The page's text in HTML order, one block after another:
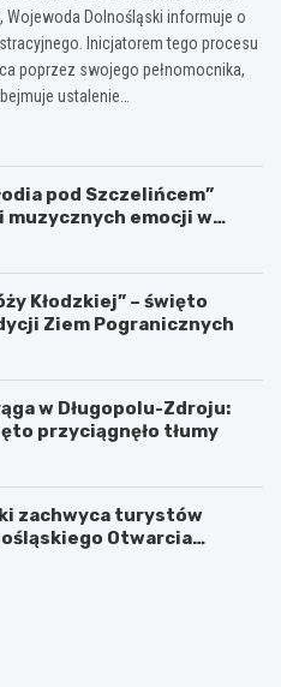
Dolnośląski informuje o
Inicjatorem tego procesu
poprzez swojego pełnomocnika,
ustalenie…
pod Szczelińcem”
muzycznych emocji w
Kłodzkiej” – święto
Ziem Pogranicznych
w Długopolu-Zdroju:
przyciągnęło tłumy
zachwyca turystów
Otwarcia